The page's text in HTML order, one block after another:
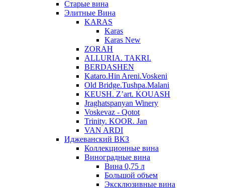
Старые вина
Элитные Вина
KARAS
Karas
Karas New
ZORAH
ALLURIA. TAKRI.
BERDASHEN
Kataro.Hin Areni.Voskeni
Old Bridge.Tushpa.Malani
KEUSH. Z’art. KOUASH
Jraghatspanyan Winery
Voskevaz - Qotot
Trinity. KOOR. Jan
VAN ARDI
Иджеванский ВКЗ
Коллекционные вина
Виноградные вина
Вина 0,75 л
Большой объем
Эксклюзивные вина